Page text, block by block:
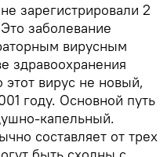
зарегистрировали 2
заболевание
вирусным
здравоохранения
вирус не новый,
году. Основной путь
капельный.
составляет от трех